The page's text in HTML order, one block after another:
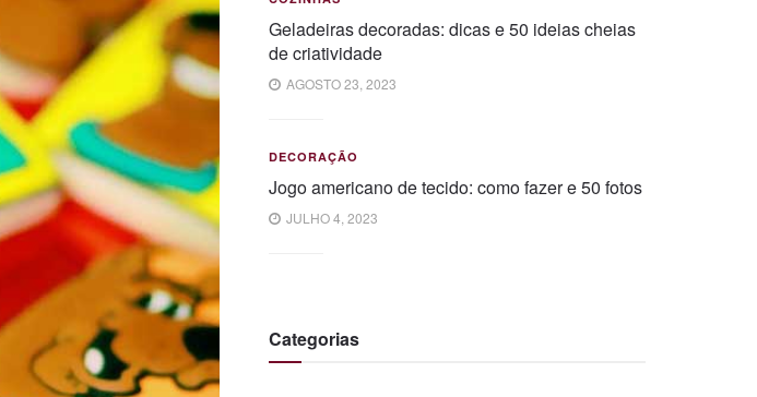
Geladeiras decoradas: dicas e 50 ideias cheias
de criatividade
AGOSTO 23, 2023
DECORAÇÃO
Jogo americano de tecido: como fazer e 50 fotos
JULHO 4, 2023
Categorias